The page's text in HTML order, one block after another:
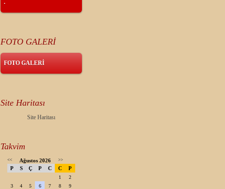
.
FOTO GALERİ
FOTO GALERİ
Site Haritası
Site Haritası
Takvim
<< Ağustos 2026 >>
P S Ç P C C P
1
2
3
4 5 6 7 8
9